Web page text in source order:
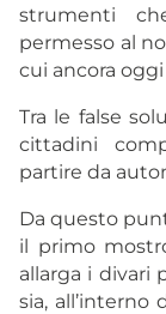
strumenti
permesso al
cui ancora
Tra le false
cittadini
partire da
Da questo
il primo
allarga i divari
sia, all’interno